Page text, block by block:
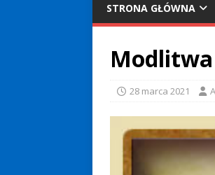
STRONA GŁÓWNA
28 marca 2021